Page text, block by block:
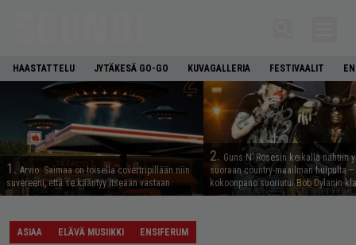
HAASTATTELU JYTÄKESÄ GO-GO KUVAGALLERIA FESTIVAALIT
1. Arvio: Saimaa on toisella covertripillään niin
suvereeni, että se kääntyy itseään vastaan
2. Guns N’ Rosesin keikalla nähtiin
suoraan country-maailman huipulta
kokoonpano suoriutui Bob Dylanin
ASIAA ELÄVÄ MUSIIKKI ENSIFERUM